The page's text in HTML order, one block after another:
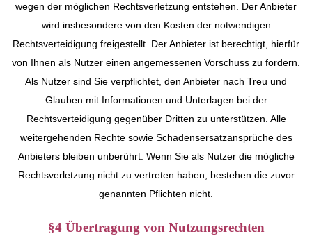
wegen der möglichen Rechtsverletzung entstehen. Der Anbieter
wird insbesondere von den Kosten der notwendigen
Rechtsverteidigung freigestellt. Der Anbieter ist berechtigt, hierfür
von Ihnen als Nutzer einen angemessenen Vorschuss zu fordern.
Als Nutzer sind Sie verpflichtet, den Anbieter nach Treu und
Glauben mit Informationen und Unterlagen bei der
Rechtsverteidigung gegenüber Dritten zu unterstützen. Alle
weitergehenden Rechte sowie Schadensersatzansprüche des
Anbieters bleiben unberührt. Wenn Sie als Nutzer die mögliche
Rechtsverletzung nicht zu vertreten haben, bestehen die zuvor
genannten Pflichten nicht.
§4 Übertragung von Nutzungsrechten